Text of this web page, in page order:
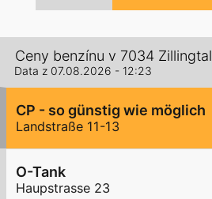
Ceny benzínu v 7034 Zillingtal
Data z 07.08.2026 - 12:23
CP - so günstig wie möglich
Landstraße 11-13
O-Tank
Haupstrasse 23